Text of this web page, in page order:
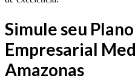
Simule seu
Empresarial
Amazonas